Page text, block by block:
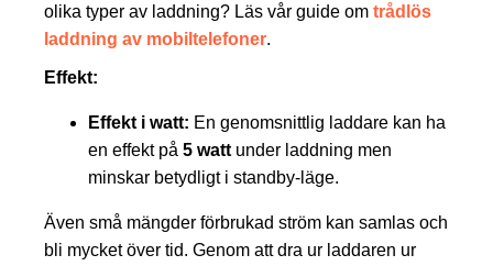
olika typer av laddning? Läs vår guide om trådlös
laddning av mobiltelefoner.
Effekt:
Effekt i watt: En genomsnittlig laddare kan ha
en effekt på 5 watt under laddning men
minskar betydligt i standby-läge.
Även små mängder förbrukad ström kan samlas och
bli mycket över tid. Genom att dra ur laddaren ur